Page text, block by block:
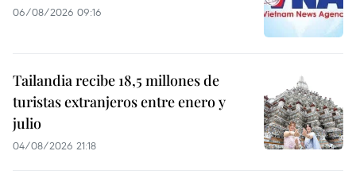
06/08/2026 09:16
Tailandia recibe 18,5 millones de
turistas extranjeros entre enero y
julio
04/08/2026 21:18